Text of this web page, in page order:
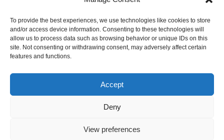
To provide the best experiences, we use technologies like cookies to store
and/or access device information. Consenting to these technologies will
allow us to process data such as browsing behavior or unique IDs on this
site. Not consenting or withdrawing consent, may adversely affect certain
features and functions.
Accept
Deny
View preferences
技術・キャリア相談サービス
プライバシーポリシー